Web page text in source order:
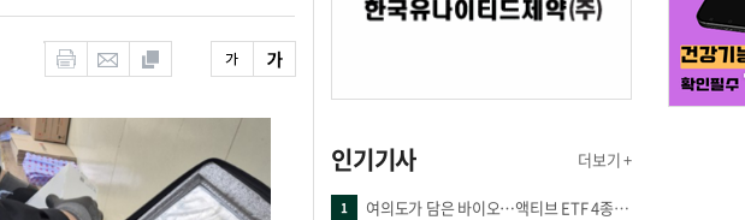
인기기사 더보기 +
1 여의도가 담은 바이오…액티브 ETF 4종의 선택은